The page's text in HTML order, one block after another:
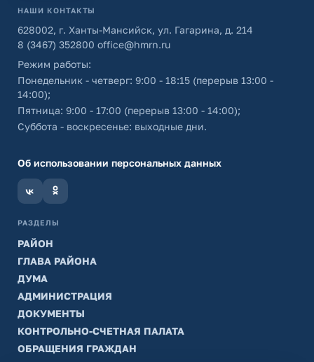
НАШИ КОНТАКТЫ
628002, г. Ханты-Мансийск, ул. Гагарина, д. 214
8 (3467) 352800 office@hmrn.ru
Режим работы:
Понедельник - четверг: 9:00 - 18:15 (перерыв 13:00 -
14:00);
Пятница: 9:00 - 17:00 (перерыв 13:00 - 14:00);
Суббота - воскресенье: выходные дни.
Об использовании персональных данных
РАЗДЕЛЫ
РАЙОН
ГЛАВА РАЙОНА
ДУМА
АДМИНИСТРАЦИЯ
ДОКУМЕНТЫ
КОНТРОЛЬНО-СЧЕТНАЯ ПАЛАТА
ОБРАЩЕНИЯ ГРАЖДАН